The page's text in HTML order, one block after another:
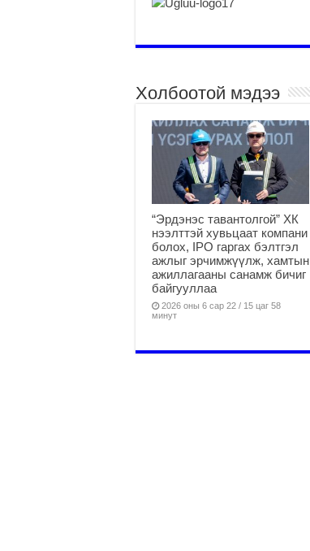
Холбоотой мэдээ
“Эрдэнэс тавантолгой” ХК
нээлттэй хувьцаат компани
болох, IPO гаргах бэлтгэл
ажлыг эрчимжүүлж, хамтын
ажиллагааны санамж бичиг
байгууллаа
2026 оны 6 сар 22 / 15 цаг 58
минут